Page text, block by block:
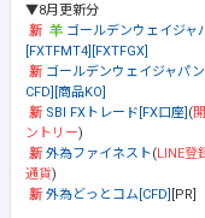
▼8月更新分
ゴールデンウェイジャ
[FXTFMT4][FXTFGX]
ゴールデンウェイジャパ
CFD][商品KO]
SBI FXトレード[FX口座] (
ントリー)
外為ファイネスト(LINE登
通貨)
外為どっとコム[CFD] [PR]